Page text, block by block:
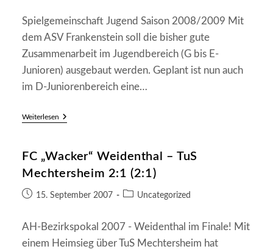
Spielgemeinschaft Jugend Saison 2008/2009 Mit
dem ASV Frankenstein soll die bisher gute
Zusammenarbeit im Jugendbereich (G bis E-
Junioren) ausgebaut werden. Geplant ist nun auch
im D-Juniorenbereich eine…
WeiterlesenAktuelles
FC „Wacker“ Weidenthal – TuS
Mechtersheim 2:1 (2:1)
Beitrag15. September 2007
Beitrags-
Uncategorized
AH-Bezirkspokal 2007 - Weidenthal im Finale! Mit
einem Heimsieg über TuS Mechtersheim hat